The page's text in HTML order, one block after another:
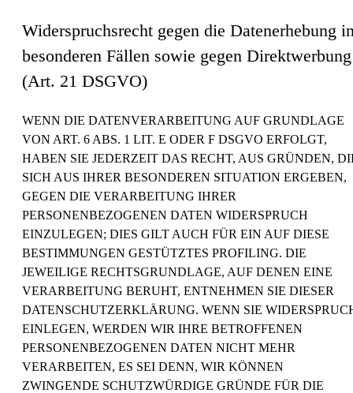
Widerspruchsrecht gegen die Datenerhebung
besonderen Fällen sowie gegen Direktwerbung
(Art. 21 DSGVO)
WENN DIE DATENVERARBEITUNG AUF GRUNDLAGE
VON ART. 6 ABS. 1 LIT. E ODER F DSGVO ERFOLGT,
HABEN SIE JEDERZEIT DAS RECHT, AUS GRÜNDEN,
SICH AUS IHRER BESONDEREN SITUATION ERGEBEN,
GEGEN DIE VERARBEITUNG IHRER
PERSONENBEZOGENEN DATEN WIDERSPRUCH
EINZULEGEN; DIES GILT AUCH FÜR EIN AUF DIESE
BESTIMMUNGEN GESTÜTZTES PROFILING. DIE
JEWEILIGE RECHTSGRUNDLAGE, AUF DENEN EINE
VERARBEITUNG BERUHT, ENTNEHMEN SIE DIESER
DATENSCHUTZERKLÄRUNG. WENN SIE
EINLEGEN, WERDEN WIR IHRE BETROFFENEN
PERSONENBEZOGENEN DATEN NICHT MEHR
VERARBEITEN, ES SEI DENN, WIR KÖNNEN
ZWINGENDE SCHUTZWÜRDIGE GRÜNDE FÜR DIE